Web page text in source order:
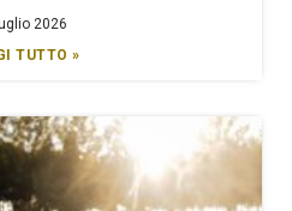
2026
TUTTO »